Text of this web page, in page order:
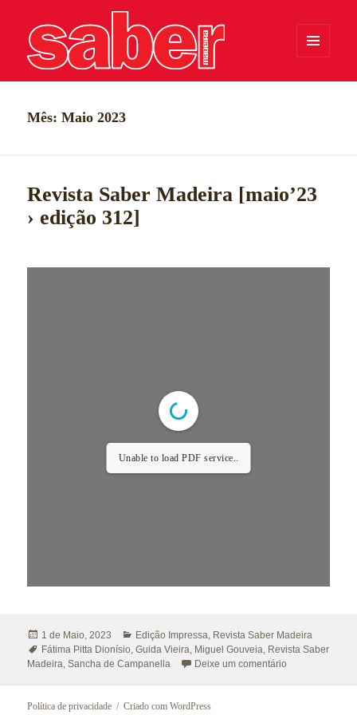
WIDGETS
Mês:Maio 2023
Revista Saber Madeira [maio’23
› edição 312]
Unable to load PDF service..
Publicado
a
1 de Maio, 2023 Categorias
Edição Impressa, Revista Saber Madeira
Etiquetas
Fátima Pitta Dionísio,Guida Vieira, Miguel Gouveia, Revista Saber
Madeira,Sancha de Campanella Deixe um comentário
Política de privacidade Criado com WordPress